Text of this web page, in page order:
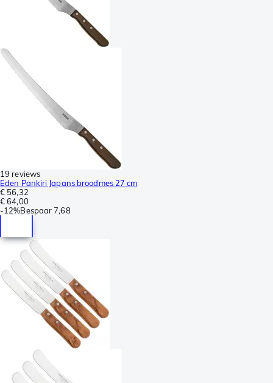
19 reviews
Eden Pankiri Japans broodmes 27 cm
€ 56,32
€ 64,00
-12%Bespaar 7,68